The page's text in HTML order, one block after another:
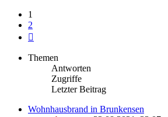
1
2
Themen
Antworten
Zugriffe
Letzter Beitrag
Wohnhausbrand in Brunkensen